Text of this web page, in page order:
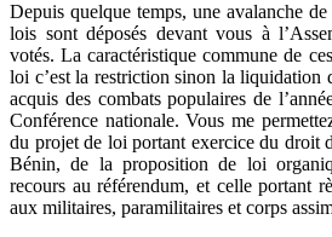
Depuis quelque temps, une avalanche
lois sont déposés devant vous à
votés. La caractéristique commune de
loi c’est la restriction sinon la liquidation
acquis des combats populaires de
Conférence nationale. Vous me
du projet de loi portant exercice du droit
Bénin, de la proposition de loi
recours au référendum, et celle portant
aux militaires, paramilitaires et corps